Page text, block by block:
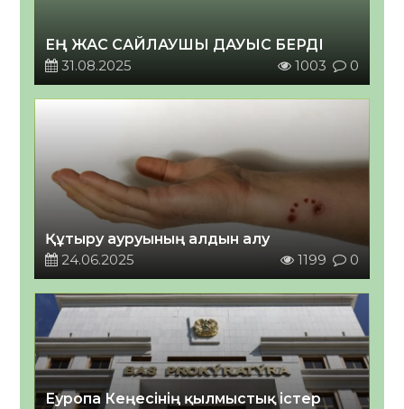
ЕҢ ЖАС САЙЛАУШЫ ДАУЫС БЕРДІ
31.08.2025
1003 0
Құтыру ауруының алдын алу
24.06.2025
1199 0
Еуропа Кеңесінің қылмыстық істер